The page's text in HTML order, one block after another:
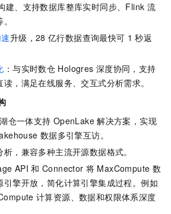
建、支持数据库整库实时同步、Flink 流
升级，28 亿行数据查询最快可 1 秒返
：与实时数仓 Hologres 深度协同，支持
，满足在线服务、交互式分析需求。
湖仓一体支持 OpenLake 解决方案，实现
数据多引擎互访。
，兼容多种主流开源数据格式。
API 和 Connector 将 MaxCompute 数
引擎开放，简化计算引擎集成过程。例如
计算资源、数据和权限体系深度